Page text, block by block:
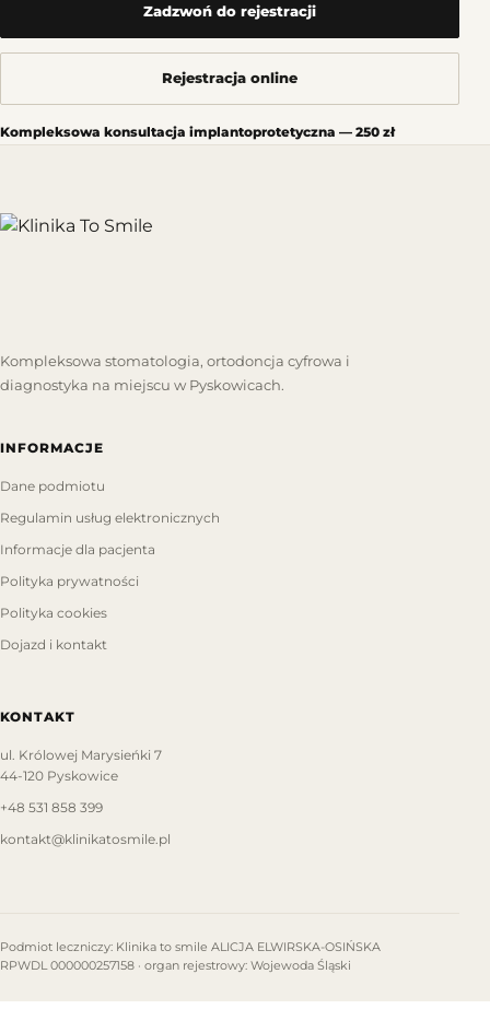
Zadzwoń do rejestracji
Rejestracja online
Kompleksowa konsultacja implantoprotetyczna — 250 zł
Kompleksowa stomatologia, ortodoncja cyfrowa i
diagnostyka na miejscu w Pyskowicach.
INFORMACJE
Dane podmiotu
Regulamin usług elektronicznych
Informacje dla pacjenta
Polityka prywatności
Polityka cookies
Dojazd i kontakt
KONTAKT
ul. Królowej Marysieńki 7
44-120 Pyskowice
+48 531 858 399
kontakt@klinikatosmile.pl
Podmiot leczniczy: Klinika to smile ALICJA ELWIRSKA-OSIŃSKA
RPWDL 000000257158 · organ rejestrowy: Wojewoda Śląski